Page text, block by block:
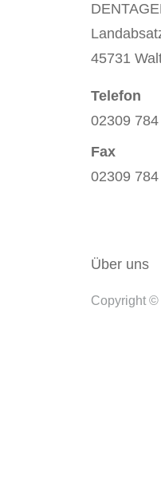
45731
Telefon
02309
Fax
02309
Über uns
Copyright ©